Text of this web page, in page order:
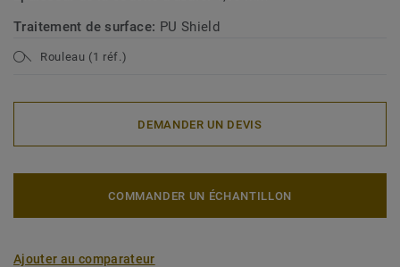
Traitement de surface: PU Shield
Rouleau (1 réf.)
DEMANDER UN DEVIS
COMMANDER UN ÉCHANTILLON
Ajouter au comparateur